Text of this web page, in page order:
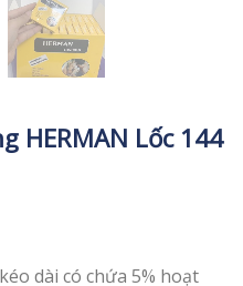
HERMAN Lốc 144
dài có chứa 5% hoạt